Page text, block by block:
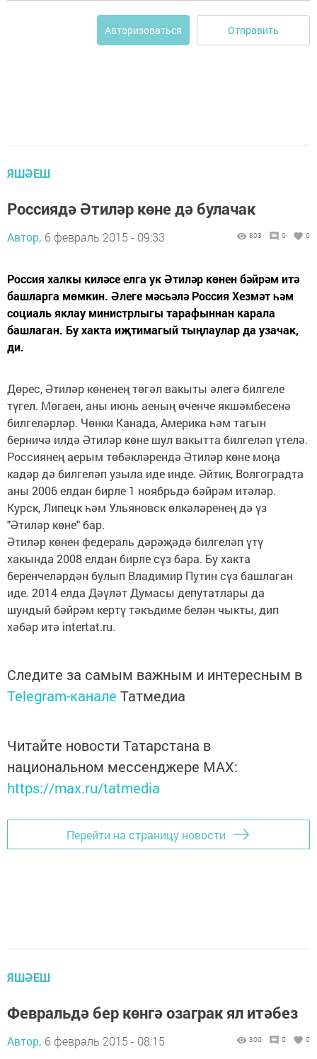
Авторизоваться Отправить
ЯШӘЕШ
Россиядә Әтиләр көне дә булачак
Автор, 6 февраль 2015 - 09:33 803 0 0
Россия халкы киләсе елга ук Әтиләр көнен бәйрәм итә
башларга мөмкин. Әлеге мәсьәлә Россия Хезмәт һәм
социаль яклау министрлыгы тарафыннан карала
башлаган. Бу хакта иҗтимагый тыңлаулар да узачак,
ди.
Дөрес, Әтиләр көненең төгәл вакыты әлегә билгеле
түгел. Мөгаен, аны июнь аеның өченче якшәмбесенә
билгеләрләр. Чөнки Канада, Америка һәм тагын
берничә илдә Әтиләр көне шул вакытта билгеләп үтелә.
Россиянең аерым төбәкләрендә Әтиләр көне моңа
кадәр дә билгеләп узыла иде инде. Әйтик, Волгоградта
аны 2006 елдан бирле 1 ноябрьдә бәйрәм итәләр.
Курск, Липецк һәм Ульяновск өлкәләренең дә үз
"Әтиләр көне" бар.
Әтиләр көнен федераль дәрәҗәдә билгеләп үтү
хакында 2008 елдан бирле сүз бара. Бу хакта
беренчеләрдән булып Владимир Путин сүз башлаган
иде. 2014 елда Дәүләт Думасы депутатлары да
шундый бәйрәм кертү тәкъдиме белән чыкты, дип
хәбәр итә intertat.ru.
Следите за самым важным и интересным в
Telegram-канале Татмедиа
Читайте новости Татарстана в
национальном мессенджере MАХ:
https://max.ru/tatmedia
Перейти на страницу новости
ЯШӘЕШ
Февральдә бер көнгә озаграк ял итәбез
Автор, 6 февраль 2015 - 08:15 800 0 0